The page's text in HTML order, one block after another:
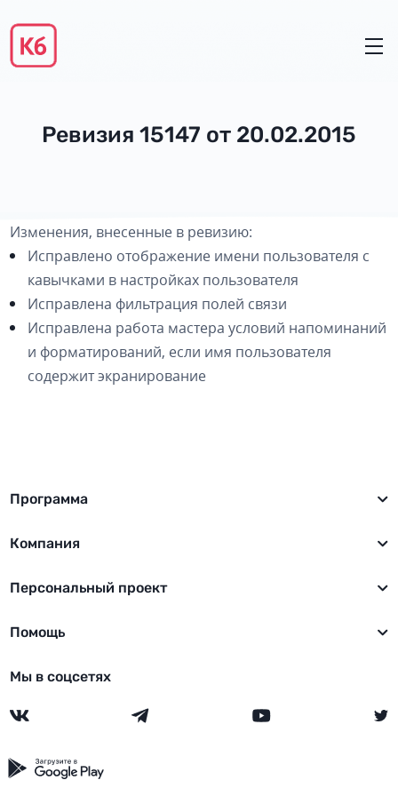
Ревизия 15147 от 20.02.2015
Изменения, внесенные в ревизию:
Исправлено отображение имени пользователя с
кавычками в настройках пользователя
Исправлена фильтрация полей связи
Исправлена работа мастера условий напоминаний
и форматирований, если имя пользователя
содержит экранирование
Программа
Компания
Персональный проект
Помощь
Мы в соцсетях